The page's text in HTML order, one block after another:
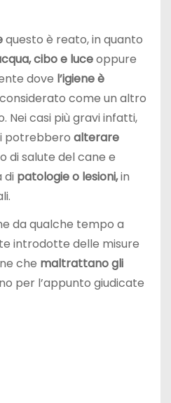
questo è reato, in quanto
cibo e luceoppure
dove l’igiene è
come un altro
casi più gravi infatti,
potrebbero alterare
di salute del cane e
di patologie o lesioni,in
da qualche tempo a
introdotte delle misure
che maltrattano gli
per l’appunto giudicate